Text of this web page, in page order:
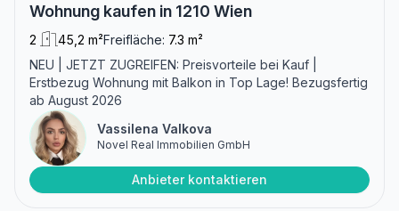
Wohnung kaufen in 1210 Wien
2 45,2 m²Freifläche: 7.3 m²
NEU | JETZT ZUGREIFEN: Preisvorteile bei Kauf |
Erstbezug Wohnung mit Balkon in Top Lage! Bezugsfertig
ab August 2026
Vassilena Valkova
Novel Real Immobilien GmbH
Anbieter kontaktieren